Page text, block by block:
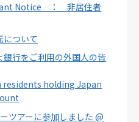
Notice ： 非居住者
について
行をご利用の外国人の皆
residents holding Japan
ツアーに参加しました @